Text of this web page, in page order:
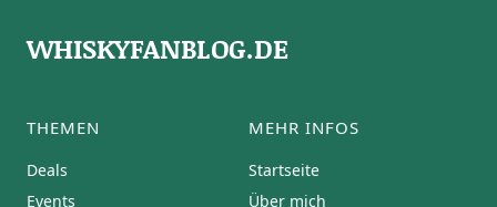
WHISKYFANBLOG.DE
THEMEN
Deals
Events
MEHR INFOS
Startseite
Über mich